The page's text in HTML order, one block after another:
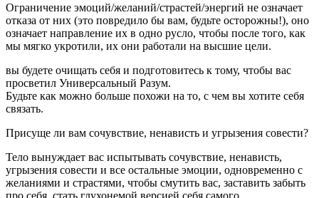
Ограничение эмоций/желаний/страстей/энергий не означает
отказа от них (это повредило бы вам, будьте осторожны!), оно
означает направление их в одно русло, чтобы после того, как
мы мягко укротили, их они работали на высшие цели.
вы будете очищать себя и подготовитесь к тому, чтобы вас
просветил Универсальный Разум.
Будьте как можно больше похожи на то, с чем вы хотите себя
связать.
Присуще ли вам сочувствие, ненависть и угрызения совести?
Тело вынуждает вас испытывать сочувствие, ненависть,
угрызения совести и все остальные эмоции, одновременно с
желаниями и страстями, чтобы смутить вас, заставить забыть
про себя, стать глухонемой версией себя самого.